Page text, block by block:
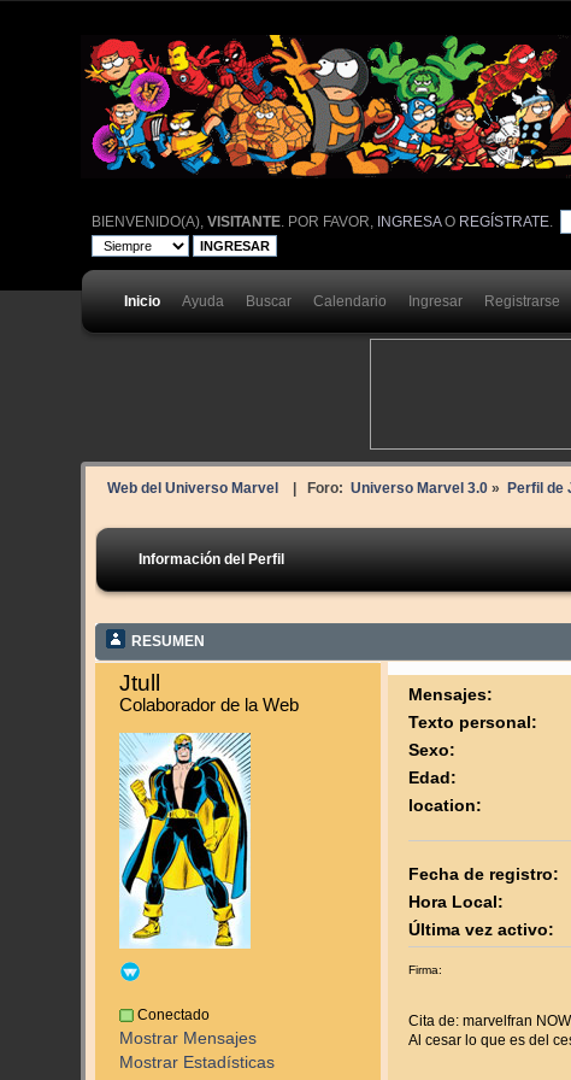
BIENVENIDO(A), VISITANTE. POR FAVOR, INGRESAO REGÍSTRATE.
Inicio Ayuda Buscar Calendario Ingresar Registrarse
Web del Universo Marvel | Foro: Universo Marvel 3.0» Perfil de
Información del Perfil
RESUMEN
Jtull
Colaborador de la Web
Conectado
Mostrar Mensajes
Mostrar Estadísticas
Mensajes:
Texto personal:
Sexo:
Edad:
location:
Fecha de registro:
Hora Local:
Última vez activo:
Firma:
Cita de: marvelfran
Al cesar lo que es del